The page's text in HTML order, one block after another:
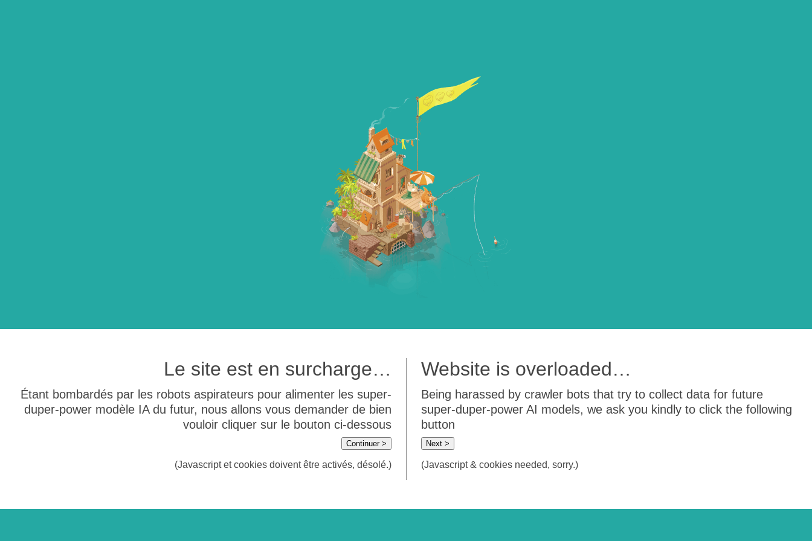
Le site est en surcharge…
Étant bombardés par les robots aspirateurs pour alimenter les super-
duper-power modèle IA du futur, nous allons vous demander de bien
vouloir cliquer sur le bouton ci-dessous
Continuer >
(Javascript et cookies doivent être activés, désolé.)
Website is overloaded…
Being harassed by crawler bots that try to collect data for future
super-duper-power AI models, we ask you kindly to click the following
button
Next >
(Javascript & cookies needed, sorry.)